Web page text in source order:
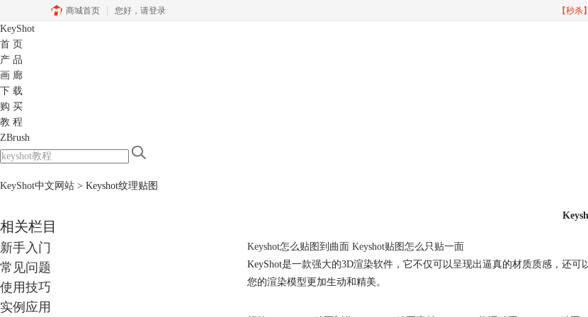
商城首页 您好， 请登录 【秒
KeyShot
首 页
产 品
画 廊
下 载
购 买
教 程
ZBrush
KeyShot中文网站 > Keyshot纹理贴图
相关栏目
新手入门
常见问题
使用技巧
实例应用
Keyshot怎么贴图到曲面 Keyshot贴图怎么只贴一面
KeyShot是一款强大的3D渲染软件，它不仅可以呈现出逼真的材质质感，还
您的渲染模型更加生动和精美。